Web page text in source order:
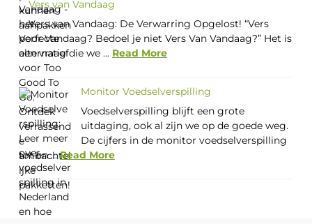
Vers van Vandaag
Vers van Vandaag: De Verwarring Opgelost! “Vers
Voor Vandaag? Bedoel je niet Vers Van Vandaag?” Het is
een vraag die we ... Read More
Monitor Voedselverspilling
Voedselverspilling blijft een grote
uitdaging, ook al zijn we op de goede weg.
De cijfers in de monitor voedselverspilling
tot en ...Read More